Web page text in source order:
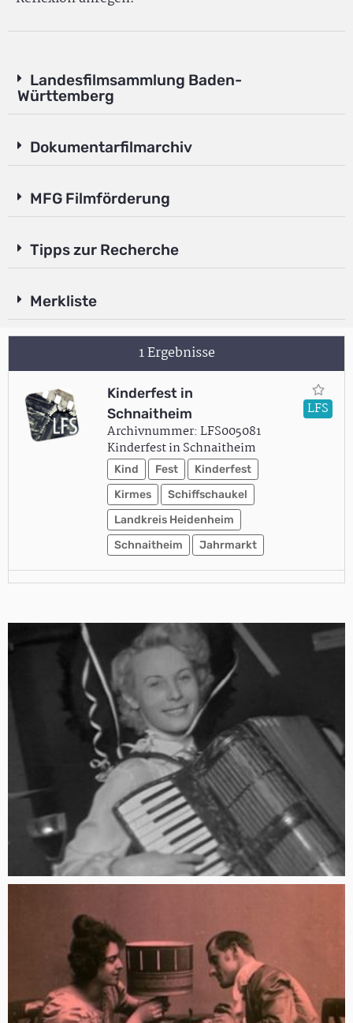
Landesfilmsammlung Baden-
Württemberg
Dokumentarfilmarchiv
MFG Filmförderung
Tipps zur Recherche
Merkliste
1 Ergebnisse
Kinderfest in
Schnaitheim
Archivnummer: LFS005081
Kinderfest in Schnaitheim
Kind Fest
Kinderfest
Kirmes
Schiffschaukel
Landkreis Heidenheim
Schnaitheim
Jahrmarkt
LFS